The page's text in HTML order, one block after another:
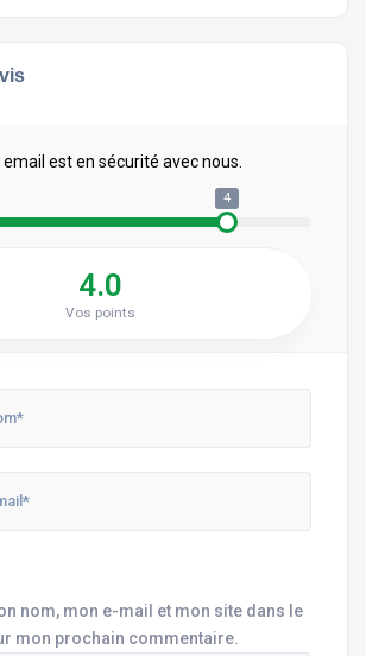
est en sécurité avec nous.
4
4.0
Vos points
nom, mon e-mail et mon site dans le
mon prochain commentaire.